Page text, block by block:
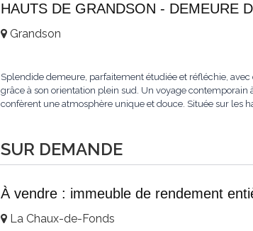
HAUTS DE GRANDSON - DEMEURE
SUR DEMANDE
Grandson
Splendide demeure, parfaitement étudiée et réfléchie,
grâce à son orientation plein sud. Un voyage contemporain
confèrent une atmosphère unique et douce. Située sur les
À vendre : immeuble de rendement
La Chaux-de-Fonds